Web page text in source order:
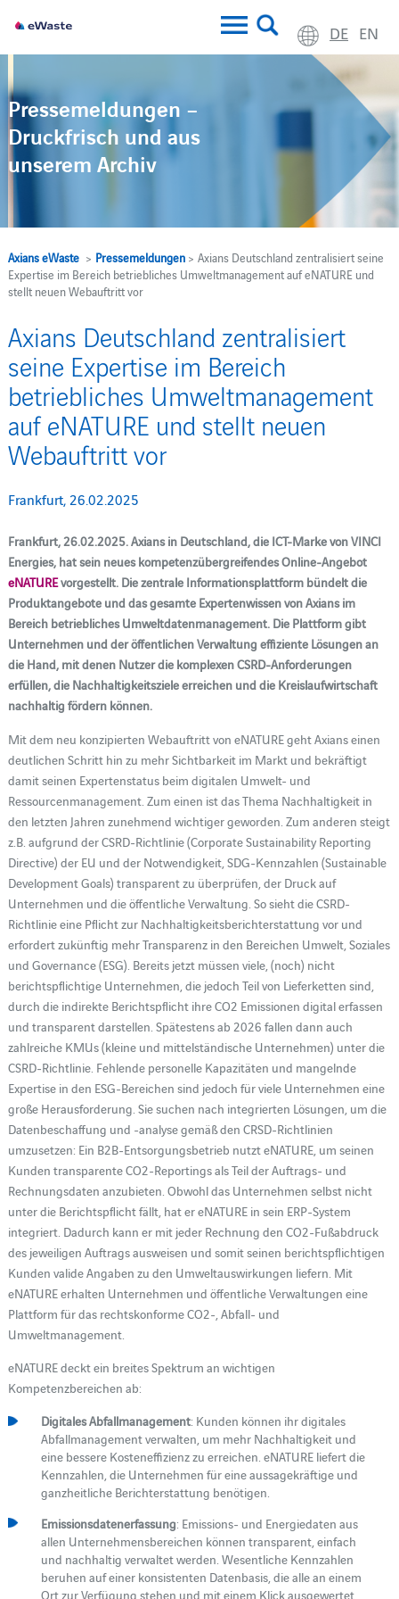
DE EN
Pressemeldungen –
Druckfrisch und aus
unserem Archiv
Axians eWaste> Pressemeldungen> Axians Deutschland zentralisiert seine
Expertise im Bereich betriebliches Umweltmanagement auf eNATURE und
stellt neuen Webauftritt vor
Axians Deutschland zentralisiert
seine Expertise im Bereich
betriebliches Umweltmanagement
auf eNATURE und stellt neuen
Webauftritt vor
Frankfurt, 26.02.2025
Frankfurt, 26.02.2025. Axians in Deutschland, die ICT-Marke von VINCI
Energies, hat sein neues kompetenzübergreifendes Online-Angebot
eNATUREvorgestellt. Die zentrale Informationsplattform bündelt die
Produktangebote und das gesamte Expertenwissen von Axians im
Bereich betriebliches Umweltdatenmanagement. Die Plattform gibt
Unternehmen und der öffentlichen Verwaltung effiziente Lösungen an
die Hand, mit denen Nutzer die komplexen CSRD-Anforderungen
erfüllen, die Nachhaltigkeitsziele erreichen und die Kreislaufwirtschaft
nachhaltig fördern können.
Mit dem neu konzipierten Webauftritt von eNATURE geht Axians einen
deutlichen Schritt hin zu mehr Sichtbarkeit im Markt und bekräftigt
damit seinen Expertenstatus beim digitalen Umwelt- und
Ressourcenmanagement. Zum einen ist das Thema Nachhaltigkeit in
den letzten Jahren zunehmend wichtiger geworden. Zum anderen steigt
z.B. aufgrund der CSRD-Richtlinie (Corporate Sustainability Reporting
Directive) der EU und der Notwendigkeit, SDG-Kennzahlen (Sustainable
Development Goals) transparent zu überprüfen, der Druck auf
Unternehmen und die öffentliche Verwaltung. So sieht die CSRD-
Richtlinie eine Pflicht zur Nachhaltigkeitsberichterstattung vor und
erfordert zukünftig mehr Transparenz in den Bereichen Umwelt, Soziales
und Governance (ESG). Bereits jetzt müssen viele, (noch) nicht
berichtspflichtige Unternehmen, die jedoch Teil von Lieferketten sind,
durch die indirekte Berichtspflicht ihre CO2 Emissionen digital erfassen
und transparent darstellen. Spätestens ab 2026 fallen dann auch
zahlreiche KMUs (kleine und mittelständische Unternehmen) unter die
CSRD-Richtlinie. Fehlende personelle Kapazitäten und mangelnde
Expertise in den ESG-Bereichen sind jedoch für viele Unternehmen eine
große Herausforderung. Sie suchen nach integrierten Lösungen, um die
Datenbeschaffung und -analyse gemäß den CRSD-Richtlinien
umzusetzen: Ein B2B-Entsorgungsbetrieb nutzt eNATURE, um seinen
Kunden transparente CO2-Reportings als Teil der Auftrags- und
Rechnungsdaten anzubieten. Obwohl das Unternehmen selbst nicht
unter die Berichtspflicht fällt, hat er eNATURE in sein ERP-System
integriert. Dadurch kann er mit jeder Rechnung den CO2-Fußabdruck
des jeweiligen Auftrags ausweisen und somit seinen berichtspflichtigen
Kunden valide Angaben zu den Umweltauswirkungen liefern. Mit
eNATURE erhalten Unternehmen und öffentliche Verwaltungen eine
Plattform für das rechtskonforme CO2-, Abfall- und
Umweltmanagement.
eNATURE deckt ein breites Spektrum an wichtigen
Kompetenzbereichen ab:
Digitales Abfallmanagement: Kunden können ihr digitales
Abfallmanagement verwalten, um mehr Nachhaltigkeit und
eine bessere Kosteneffizienz zu erreichen. eNATURE liefert die
Kennzahlen, die Unternehmen für eine aussagekräftige und
ganzheitliche Berichterstattung benötigen.
Emissionsdatenerfassung: Emissions- und Energiedaten aus
allen Unternehmensbereichen können transparent, einfach
und nachhaltig verwaltet werden. Wesentliche Kennzahlen
beruhen auf einer konsistenten Datenbasis, die alle an einem
Ort zur Verfügung stehen und mit einem Klick ausgewertet